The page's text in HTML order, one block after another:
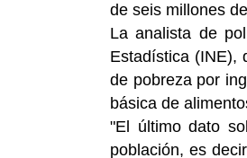
de seis millones
La analista de
Estadística (INE),
de pobreza por
básica de
"El último dato
población, es